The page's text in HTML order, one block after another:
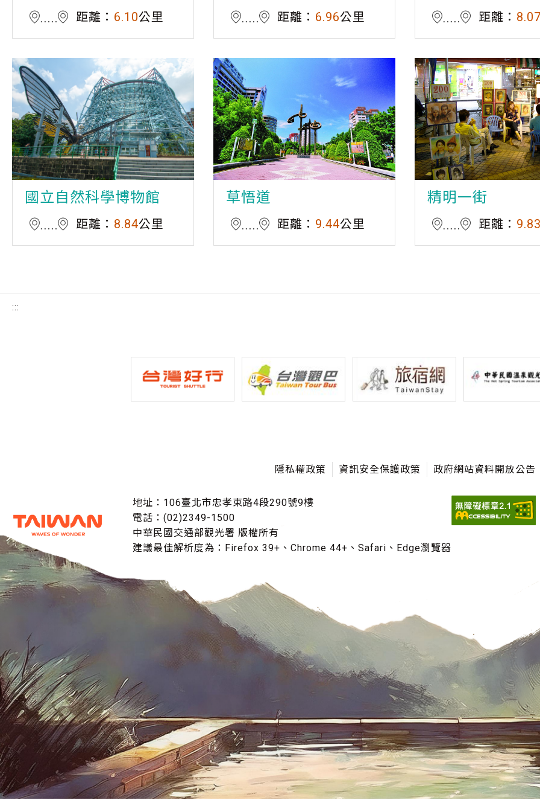
距離： 6.10公里 距離： 6.96公里 距離：
國立自然科學博物館
距離： 8.84公里
草悟道
距離： 9.44公里
精明一街
距離：
:::
隱私權政策 資訊安全保護政策 政府網站資料開放公告
地址：106臺北市忠孝東路4段290號9樓
電話：(02)2349-1500
中華民國交通部觀光署 版權所有
建議最佳解析度為：Firefox 39+、Chrome 44+、Safari、Edge瀏覽器